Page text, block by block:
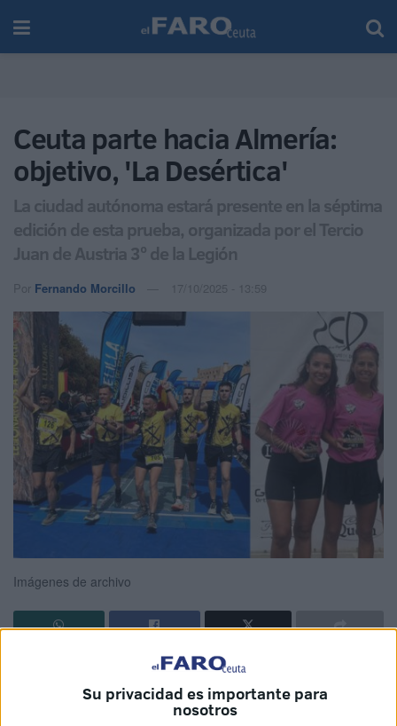
Su privacidad es importante para
nosotros
Ceuta parte hacia Almería:
objetivo, 'La Desértica'
La ciudad autónoma estará presente en la séptima
edición de esta prueba, organizada por el Tercio
Juan de Austria 3º de la Legión
Por Fernando Morcillo 17/10/2025 - 13:59
Imágenes de archivo
Ceuta estará más que presenteen la ‘VII La Desértica
, una de las cuatro pruebas organizadas de La
Legión, y donde acudirán un sinfín de atletas de la ciudad